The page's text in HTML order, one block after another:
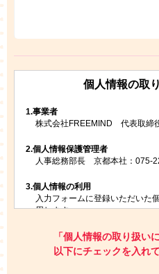
個人情報の取
1.事業者
株式会社FREEMIND 代表取
2.個人情報保護管理者
人事総務部長 京都本社：075-
3.個人情報の利用
入力フォームに登録いただいた
用します。
お問い合わせにお答えするた
レプトンのキャンペーンや
室等をご案内するため
「個人情報の取り扱い
以下にチェックを入れ